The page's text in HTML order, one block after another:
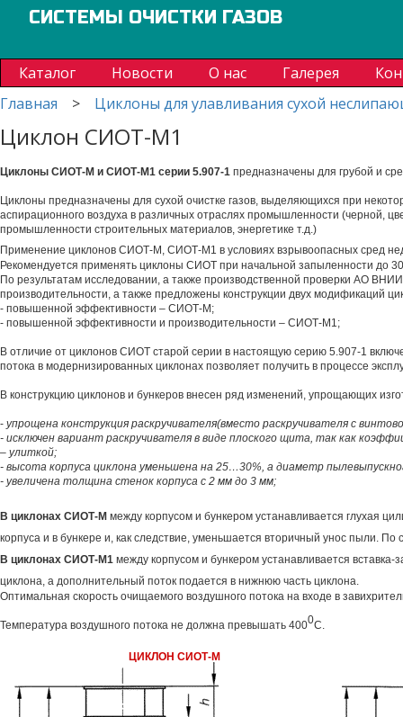
СИСТЕМЫ ОЧИСТКИ ГАЗОВ
Каталог Новости О нас Галерея
Главная
> Циклоны для улавливания сухой
Циклон СИОТ-М1
Циклоны СИОТ-М и СИОТ-М1 серии 5.907-1 предназначены для грубой и
Циклоны предназначены для сухой очистке газов, выделяющихся при
аспирационного воздуха в различных отраслях промышленности (черной,
промышленности строительных материалов, энергетике т.д.)
Применение циклонов СИОТ-М, СИОТ-М1 в условиях взрывоопасных сред
Рекомендуется применять циклоны СИОТ при начальной запыленности до
По результатам исследовании, а также производственной проверки АО
производительности, а также предложены конструкции двух модификаций
- повышенной эффективности – СИОТ-М;
- повышенной эффективности и производительности – СИОТ-М1;
В отличие от циклонов СИОТ старой серии в настоящую серию 5.907-1
потока в модернизированных циклонах позволяет получить в процессе
В конструкцию циклонов и бункеров внесен ряд изменений, упрощающих
- упрощена конструкция раскручивателя(вместо раскручивателя с
- исключен вариант раскручивателя в виде плоского щита, так как
– улиткой;
- высота корпуса циклона уменьшена на 25…30%, а диаметр
- увеличена толщина стенок корпуса с 2 мм до 3 мм;
В циклонах СИОТ-М между корпусом и бункером устанавливается глухая
корпуса и в бункере и, как следствие, уменьшается вторичный унос пыли.
В циклонах СИОТ-М1 между корпусом и бункером устанавливается
циклона, а дополнительный поток подается в нижнюю часть циклона.
Оптимальная скорость очищаемого воздушного потока на входе в
Температура воздушного потока не должна превышать 4000С.
ЦИКЛОН СИОТ-М